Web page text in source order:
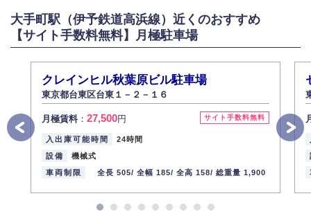
大手町駅（伊予鉄道高浜線）近くのおすすめ
【サイト手数料無料】月極駐車場
クレインヒル秋葉原ビル駐車場
東京都台東区台東１－２－１６
サイト手数料無料
月極賃料： 27,500円
入出庫可能時間
24時間
設備
機械式
車両制限
全長 505/ 全幅 185/ 全高 158/ 総重量 1,900